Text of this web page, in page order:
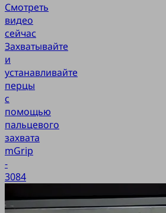
Смотреть
видео
сейчас
Захватывайте
и
устанавливайте
перцы
с
помощью
пальцевого
захвата
mGrip
-
3084